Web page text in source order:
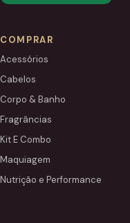
COMPRAR
Acessórios
Cabelos
Corpo & Banho
Fragrâncias
Kit E Combo
Maquiagem
Nutrição e Performance